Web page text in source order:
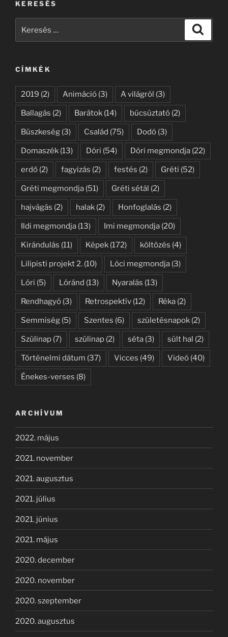
KERESÉS
CÍMKÉK
2019 (2) Animáció (3) A világról (3)
Ballagás (2) Barátok (14) búcsúztató (2)
Büszkeség (3) Család (75) Dodó (3)
Domaszék (13) Dóri (54) Dóri megmondja (22)
erdő (2) fagyizás (2) festés (2) Gréti (52)
Gréti megmondja (51) Gréti sétál (2)
hajvágás (2) halak (2) Honfoglalás (2)
Ildi megmondja (13) Imi megmondja (20)
Kirándulás (11) Képek (172) költözés (4)
Lilipisti projekt 2. (10) Lóci megmondja (3)
Lóri (5) Lóránd (13) Nyaralás (13)
Rendhagyó (3) Retrospektív (12) Réka (2)
Semmiség (5) Szentes (6) születésnapok (2)
Szülinap (7) szülinap (2) séta (3) sült hal (2)
Történelmi dátum (37) Vicces (49) Videó (40)
Énekes-verses (8)
ARCHÍVUM
2022. május
2021. november
2021. augusztus
2021. július
2021. június
2021. május
2020. december
2020. november
2020. szeptember
2020. augusztus